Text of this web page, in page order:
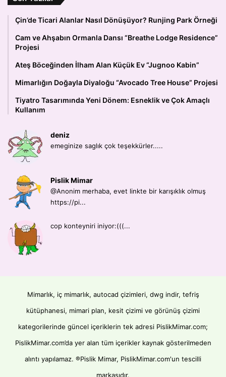
Çin’de Ticari Alanlar Nasıl Dönüşüyor? Runjing Park Örneği
Cam ve Ahşabın Ormanla Dansı “Breathe Lodge Residence”
Projesi
Ateş Böceğinden İlham Alan Küçük Ev “Jugnoo Kabin”
Mimarlığın Doğayla Diyaloğu “Avocado Tree House” Projesi
Tiyatro Tasarımında Yeni Dönem: Esneklik ve Çok Amaçlı
Kullanım
deniz
emeginize saglık çok teşekkürler.....
Pislik Mimar
@Anonim merhaba, evet linkte bir karışıklık olmuş
https://pi...
cop konteyniri iniyor:(((...
Mimarlık, iç mimarlık, autocad çizimleri, dwg indir, tefriş
kütüphanesi, mimari plan, kesit çizimi ve görünüş çizimi
kategorilerinde güncel içeriklerin tek adresi PislikMimar.com;
PislikMimar.com’da yer alan tüm içerikler kaynak gösterilmeden
alıntı yapılamaz. ®Pislik Mimar, PislikMimar.com'un tescilli
markasıdır.